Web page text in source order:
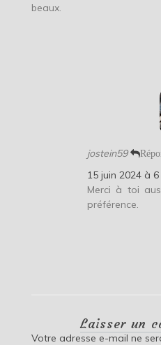
beaux.
jostein59
15 juin 2024 à
Merci à toi
préférence.
Laisser un
Votre adresse e-mail ne